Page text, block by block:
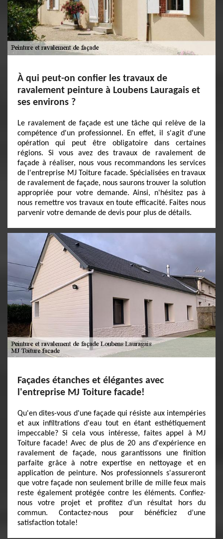
À qui peut-on confier les travaux de
ravalement peinture à Loubens Lauragais et
ses environs ?
Le ravalement de façade est une tâche qui relève de la
compétence d'un professionnel. En effet, il s'agit d'une
opération qui peut être obligatoire dans certaines
régions. Si vous avez des travaux de ravalement de
façade à réaliser, nous vous recommandons les services
de l'entreprise MJ Toiture facade. Spécialisées en travaux
de ravalement de façade, nous saurons trouver la solution
appropriée pour votre demande. Ainsi, n'hésitez pas à
nous remettre vos travaux en toute efficacité. Faites nous
parvenir votre demande de devis pour plus de détails.
Façades étanches et élégantes avec
l'entreprise MJ Toiture facade!
Qu'en dites-vous d'une façade qui résiste aux intempéries
et aux infiltrations d'eau tout en étant esthétiquement
impeccable? Si cela vous intéresse, faites appel à MJ
Toiture facade! Avec de plus de 20 ans d'expérience en
ravalement de façade, nous garantissons une finition
parfaite grâce à notre expertise en nettoyage et en
application de peinture. Nos professionnels s'assureront
que votre façade non seulement brille de mille feux mais
reste également protégée contre les éléments. Confiez-
nous votre projet et profitez d’un résultat hors du
commun. Contactez-nous pour bénéficiez d’une
satisfaction totale!